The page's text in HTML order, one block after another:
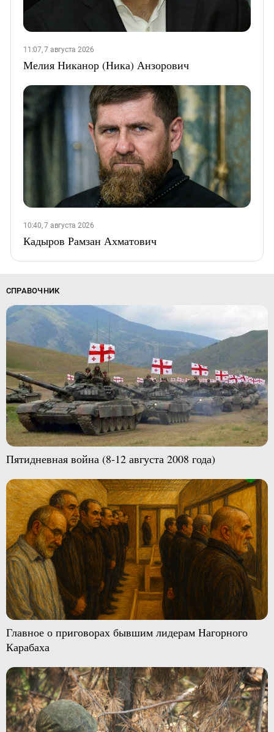
11:07, 7 августа 2026
Мелия Никанор (Ника) Анзорович
10:40, 7 августа 2026
Кадыров Рамзан Ахматович
СПРАВОЧНИК
Пятидневная война (8-12 августа 2008 года)
Главное о приговорах бывшим лидерам Нагорного
Карабаха